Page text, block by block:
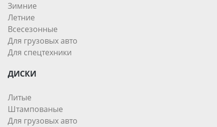
Зимние
Летние
Всесезонные
Для грузовых авто
Для спецтехники
ДИСКИ
Литые
Штампованые
Для грузовых авто